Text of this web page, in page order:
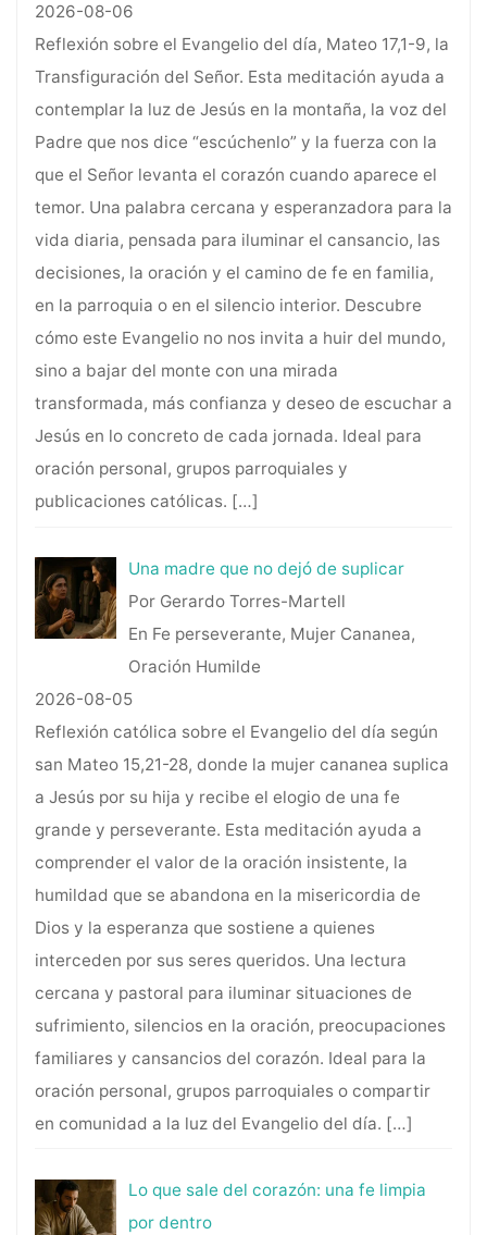
2026-08-06
Reflexión sobre el Evangelio del día, Mateo 17,1-9, la
Transfiguración del Señor. Esta meditación ayuda a
contemplar la luz de Jesús en la montaña, la voz del
Padre que nos dice “escúchenlo” y la fuerza con la
que el Señor levanta el corazón cuando aparece el
temor. Una palabra cercana y esperanzadora para la
vida diaria, pensada para iluminar el cansancio, las
decisiones, la oración y el camino de fe en familia,
en la parroquia o en el silencio interior. Descubre
cómo este Evangelio no nos invita a huir del mundo,
sino a bajar del monte con una mirada
transformada, más confianza y deseo de escuchar a
Jesús en lo concreto de cada jornada. Ideal para
oración personal, grupos parroquiales y
publicaciones católicas. […]
Una madre que no dejó de suplicar
Por Gerardo Torres-Martell
En Fe perseverante, Mujer Cananea,
Oración Humilde
2026-08-05
Reflexión católica sobre el Evangelio del día según
san Mateo 15,21-28, donde la mujer cananea suplica
a Jesús por su hija y recibe el elogio de una fe
grande y perseverante. Esta meditación ayuda a
comprender el valor de la oración insistente, la
humildad que se abandona en la misericordia de
Dios y la esperanza que sostiene a quienes
interceden por sus seres queridos. Una lectura
cercana y pastoral para iluminar situaciones de
sufrimiento, silencios en la oración, preocupaciones
familiares y cansancios del corazón. Ideal para la
oración personal, grupos parroquiales o compartir
en comunidad a la luz del Evangelio del día. […]
Lo que sale del corazón: una fe limpia
por dentro